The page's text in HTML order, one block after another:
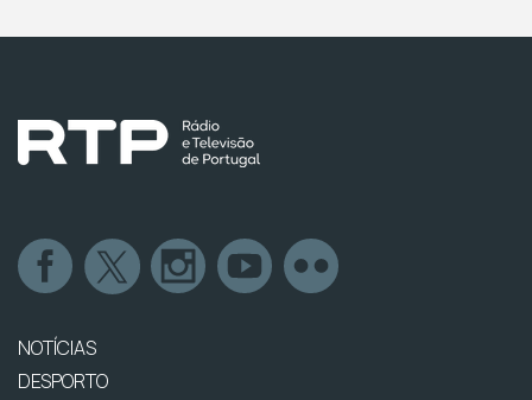
NOTÍCIAS
DESPORTO